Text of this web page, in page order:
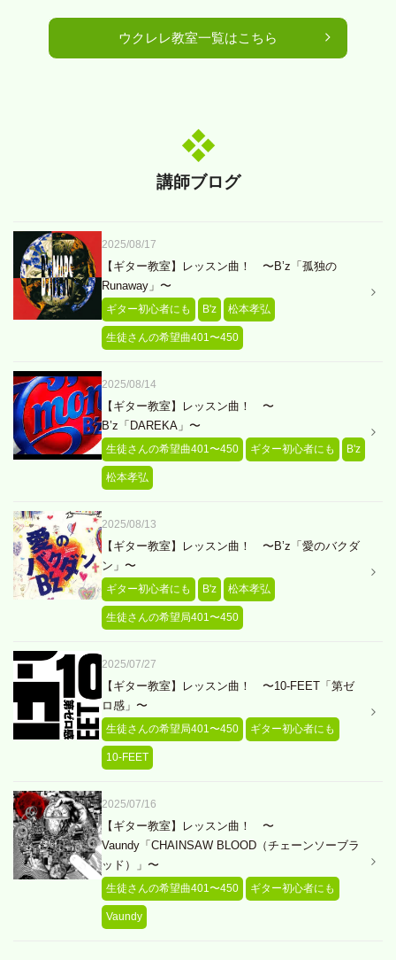
ウクレレ教室一覧はこちら
講師ブログ
2025/08/17
【ギター教室】レッスン曲！ 〜B’z「孤独の
Runaway」〜
ギター初心者にも B'z 松本孝弘
生徒さんの希望曲401〜450
2025/08/14
【ギター教室】レッスン曲！ 〜
B’z「DAREKA」〜
生徒さんの希望曲401〜450 ギター初心者にも B'z
松本孝弘
2025/08/13
【ギター教室】レッスン曲！ 〜B’z「愛のバクダ
ン」〜
ギター初心者にも B'z 松本孝弘
生徒さんの希望局401〜450
2025/07/27
【ギター教室】レッスン曲！ 〜10-FEET「第ゼ
ロ感」〜
生徒さんの希望局401〜450 ギター初心者にも
10-FEET
2025/07/16
【ギター教室】レッスン曲！ 〜
Vaundy「CHAINSAW BLOOD（チェーンソーブラ
ッド）」〜
生徒さんの希望曲401〜450 ギター初心者にも
Vaundy